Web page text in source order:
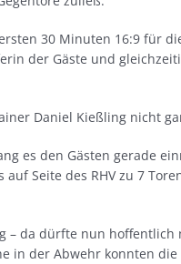
30 Minuten 16:9 für
der Gäste und
Daniel Kießling nicht
es den Gästen gerade
auf Seite des RHV zu 7
– da dürfte nun
in der Abwehr konnten